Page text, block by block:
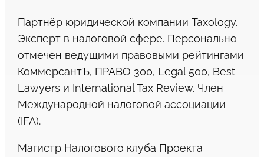
Партнёр юридической компании Taxology.
Эксперт в налоговой сфере. Персонально
отмечен ведущими правовыми рейтингами
КоммерсантЪ, ПРАВО 300, Legal 500, Best
Lawyers и International Tax Review. Член
Международной налоговой ассоциации
(IFA).
Магистр Налогового клуба Проекта